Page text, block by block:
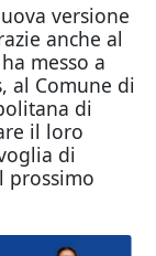
versione
anche al
messo a
al Comune di
di
il loro
di
prossimo